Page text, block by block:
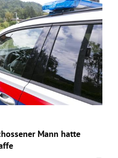
Mann hatte